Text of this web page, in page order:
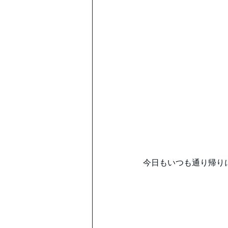
今日もいつも通り帰り